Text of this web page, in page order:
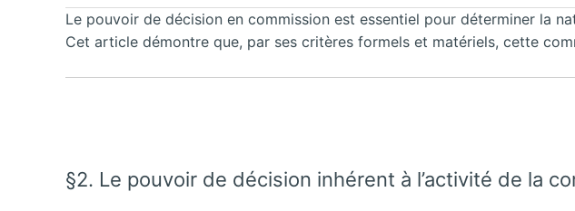
Le pouvoir de décision en commission est essentiel pour déterminer la
Cet article démontre que, par ses critères formels et matériels, cette
§2. Le pouvoir de décision inhérent à l’activité de la